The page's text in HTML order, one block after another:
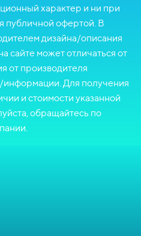
характер и ни при
публичной офертой. В
дизайна/описания
сайте может отличаться от
от производителя
информации. Для получения
и стоимости указанной
обращайтесь по